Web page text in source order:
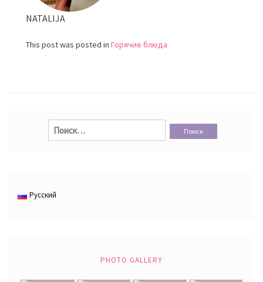
NATALIJA
This post was posted in Горячие блюда
Найти:
Русский
PHOTO GALLERY